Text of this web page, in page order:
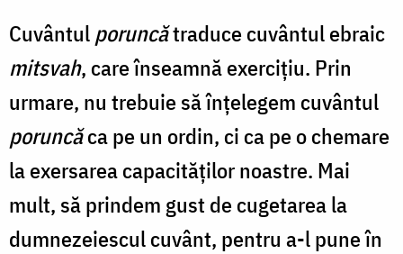
Cuvântulporuncătraduce cuvântul ebraic
mitsvah, care înseamnă exerciţiu. Prin
urmare, nu trebuie să înţelegem cuvântul
poruncăca pe un ordin, ci ca pe o chemare
la exersarea capacităţilor noastre. Mai
mult, să prindem gust de cugetarea la
dumnezeiescul cuvânt, pentru a-l pune în